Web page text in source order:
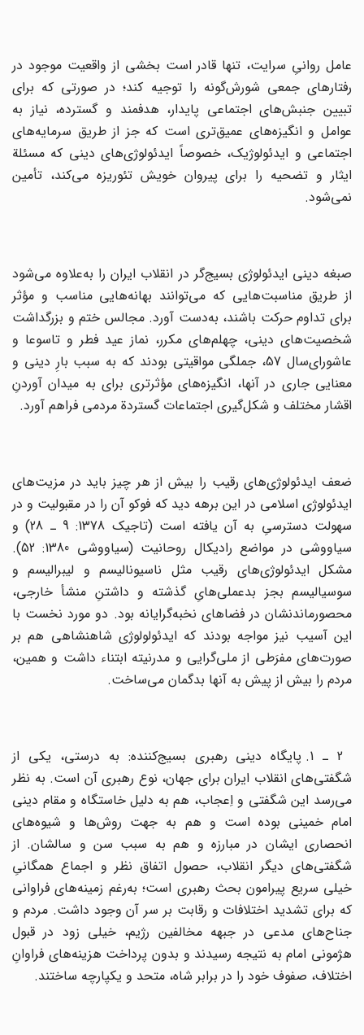
‌عامل‌ روانیِ سرایت‌، تنها قادر است‌ بخشی‌ از واقعیت‌ موجود در
رفتارهای‌ جمعی‌ شورش‌گونه‌ را توجیه‌ کند؛ در صورتی‌ که‌ برای‌
تبیین‌ جنبش‌های‌ اجتماعی‌ پایدار، هدفمند و گسترده‌، نیاز به‌
عوامل‌ و انگیزه‌های‌ عمیق‌تری‌ است‌ که‌ جز از طریق‌ سرمایه‌های‌
اجتماعی‌ و ایدئولوژیک‌، خصوصاً ایدئولوژی‌های‌ دینی‌ که‌ مسئلة‌
ایثار و تضحیه‌ را برای‌ پیروان‌ خویش‌ تئوریزه‌ می‌کند، تأمین‌
نمی‌شود.
‌صبغه دینی‌ ایدئولوژی‌ بسیج‌گر در انقلاب‌ ایران‌ را به‌علاوه‌ می‌شود
از طریق‌ مناسبت‌هایی‌ که‌ می‌توانند بهانه‌هایی‌ مناسب‌ و مؤثر
برای‌ تداوم‌ حرکت‌ باشند، به‌دست‌ آورد. مجالس‌ ختم‌ و بزرگداشت‌
شخصیت‌های دینی، چهلم‌های‌ مکرر، نماز عید فطر و تاسوعا و
عاشورای‌سال‌ 57، جملگی‌ مواقیتی‌ بودند که‌ به‌ سبب‌ بارِ دینی‌ و
معنایی‌ جاری‌ در آنها، انگیزه‌های‌ مؤثرتری‌ برای‌ به‌ میدان‌ آوردن‌ِ
اقشار مختلف‌ و شکل‌گیری‌ اجتماعات‌ گستردة‌ مردمی‌ فراهم‌ آورد.
ضعف‌ ایدئولوژی‌های‌ رقیب‌ را بیش‌ از هر چیز باید در مزیت‌های‌
ایدئولوژی‌ اسلامی‌ در این‌ برهه‌ دید که‌ فوکو آن‌ را در مقبولیت و در
سهولت‌ دسترسیِ به‌ آن‌ یافته‌ است‌ (تاجیک‌ 1378: 9 ـ 28) و
سیاووشی‌ در مواضع‌ رادیکال‌ روحانیت ‌(سیاووشی‌ 1380: 52).
مشکل‌ ایدئولوژی‌های‌ رقیب‌ مثل‌ ناسیونالیسم‌ و لیبرالیسم‌ و
سوسیالیسم‌ بجز بدعملی‌هایِ گذشته‌ و داشتن‌ِ منشأ خارجی‌،
محصورماندنشان‌ در فضاهای‌ نخبه‌گرایانه‌ بود. دو مورد نخست‌ با
این‌ آسیب‌ نیز مواجه‌ بودند که‌ ایدئولولوژی‌ شاهنشاهی‌ هم‌ بر
صورت‌های‌ مفرَطی‌ از ملی‌گرایی‌ و مدرنیته‌ ابتناء داشت‌ و همین‌،
مردم‌ را بیش‌ از پیش‌ به‌ آنها بدگمان‌ می‌ساخت‌.
2 ـ 1. پایگاه‌ دینی‌ رهبری‌ بسیج‌کننده‌: به‌ درستی‌، یکی‌ از
شگفتی‌های‌ انقلاب‌ ایران‌ برای‌ جهان‌، نوع‌ رهبری‌ آن‌ است‌. به‌ نظر
می‌رسد این‌ شگفتی‌ و اِعجاب‌، هم‌ به‌ دلیل‌ خاستگاه‌ و مقام‌ دینی‌
امام‌ خمینی‌ بوده‌ است‌ و هم‌ به‌ جهت‌ روش‌ها و شیوه‌های‌
انحصاری‌ ایشان در مبارزه‌ و هم‌ به‌ سبب‌ سن‌ و سالشان. از
شگفتی‌های‌ دیگر انقلاب‌، حصول‌ اتفاق‌ نظر و اجماع‌ همگانی‌ِ
خیلی‌ سریع‌ پیرامون‌ بحث‌ رهبری‌ است‌؛ به‌رغم‌ زمینه‌های‌ فراوانی‌
که‌ برای‌ تشدید اختلافات‌ و رقابت‌ بر سر آن‌ وجود داشت‌. مردم‌ و
جناح‌های‌ مدعی‌ در جبهه مخالفین‌ رژیم‌، خیلی‌ زود در قبول‌
هژمونی‌ امام‌ به‌ نتیجه‌ رسیدند و بدون‌ پرداخت‌ هزینه‌های‌ فراوانِ
اختلاف‌، صفوف‌ خود را در برابر شاه‌، متحد و یکپارچه‌ ساختند.